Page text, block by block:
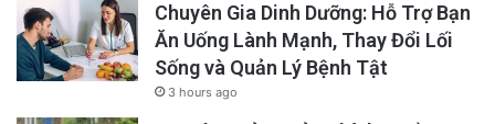
Chuyên Gia Dinh Dưỡng: Hỗ Trợ Bạn
Ăn Uống Lành Mạnh, Thay Đổi Lối
Sống và Quản Lý Bệnh Tật
3 hours ago